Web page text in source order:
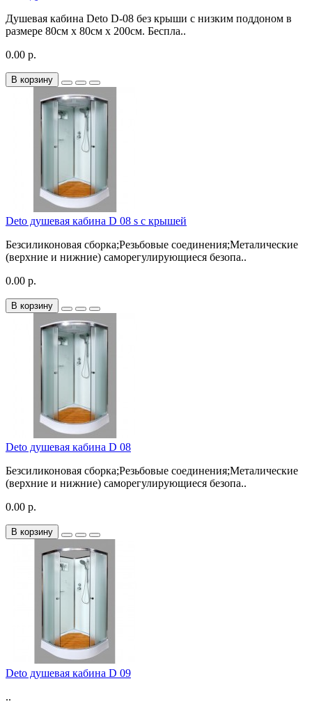
Душевая кабина Deto D-08 без крыши с низким поддоном в
размере 80см х 80см x 200см. Беспла..
0.00 р.
В корзину
Deto душевая кабина D 08 s с крышей
Безсиликоновая сборка;Резьбовые соединения;Металические
(верхние и нижние) саморегулирующиеся безопа..
0.00 р.
В корзину
Deto душевая кабина D 08
Безсиликоновая сборка;Резьбовые соединения;Металические
(верхние и нижние) саморегулирующиеся безопа..
0.00 р.
В корзину
Deto душевая кабина D 09
..